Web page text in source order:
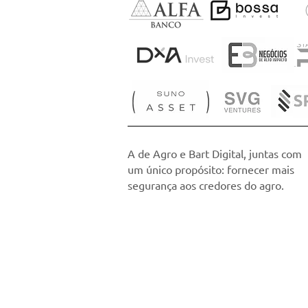
A de Agro e Bart Digital, juntas com
um único propósito: fornecer mais
segurança aos credores do agro.